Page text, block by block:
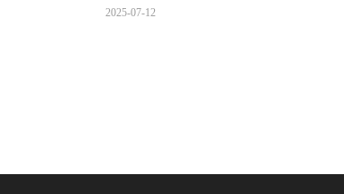
为其提供纯英文外贸网站建设服务。搭配
2025-07-12